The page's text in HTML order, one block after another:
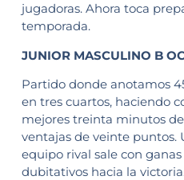
jugadoras. Ahora toca
temporada.
JUNIOR MASCULINO B
Partido donde anotamos
en tres cuartos, haciendo
mejores treinta minutos
ventajas de veinte puntos.
equipo rival sale con
dubitativos hacia la